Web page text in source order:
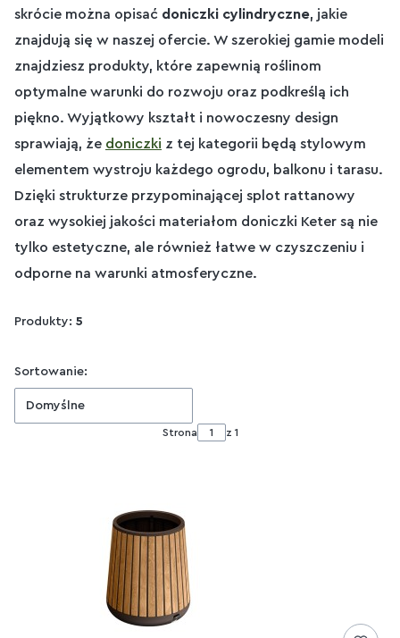
skrócie można opisać doniczki cylindryczne, jakie
znajdują się w naszej ofercie. W szerokiej gamie modeli
znajdziesz produkty, które zapewnią roślinom
optymalne warunki do rozwoju oraz podkreślą ich
piękno. Wyjątkowy kształt i nowoczesny design
sprawiają, że doniczki z tej kategorii będą stylowym
elementem wystroju każdego ogrodu, balkonu i tarasu.
Dzięki strukturze przypominającej splot rattanowy
oraz wysokiej jakości materiałom doniczki Keter są nie
tylko estetyczne, ale również łatwe w czyszczeniu i
odporne na warunki atmosferyczne.
Produkty: 5
Lista produktów
Sortowanie:
Domyślne
Strona z 1